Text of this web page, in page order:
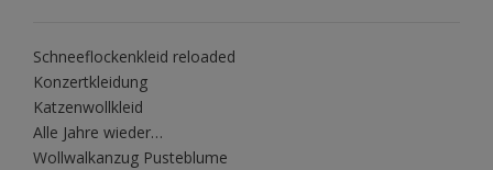
Schneeflockenkleid reloaded
Konzertkleidung
Katzenwollkleid
Alle Jahre wieder…
Wollwalkanzug Pusteblume